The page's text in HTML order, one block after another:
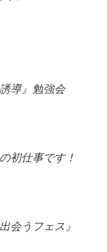
導』勉強会
初仕事です！
会うフェス』